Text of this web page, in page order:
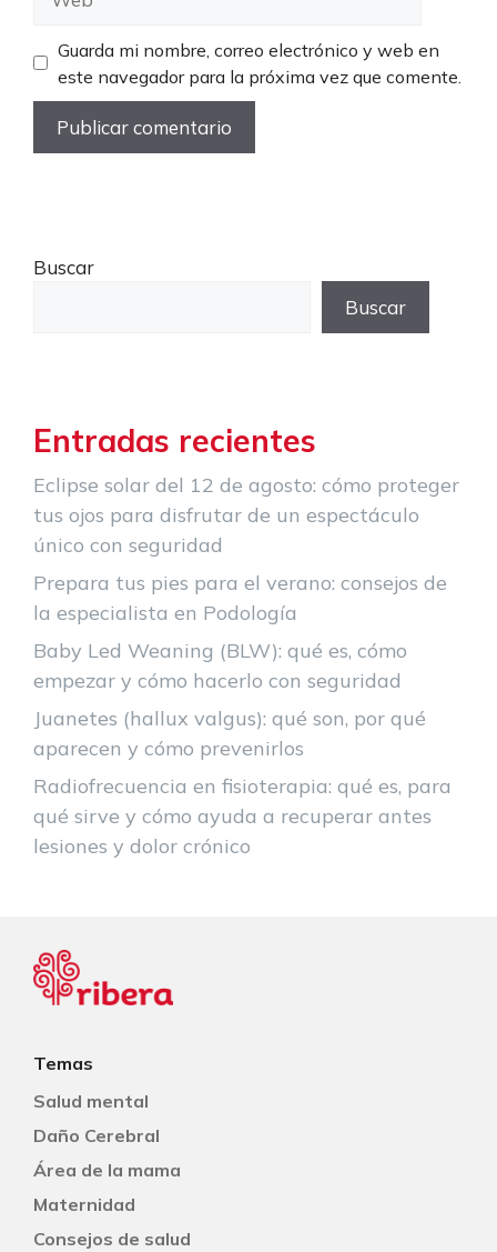
Guarda mi nombre, correo electrónico y web en
este navegador para la próxima vez que comente.
Buscar
Buscar
Entradas recientes
Eclipse solar del 12 de agosto: cómo proteger
tus ojos para disfrutar de un espectáculo
único con seguridad
Prepara tus pies para el verano: consejos de
la especialista en Podología
Baby Led Weaning (BLW): qué es, cómo
empezar y cómo hacerlo con seguridad
Juanetes (hallux valgus): qué son, por qué
aparecen y cómo prevenirlos
Radiofrecuencia en fisioterapia: qué es, para
qué sirve y cómo ayuda a recuperar antes
lesiones y dolor crónico
Temas
Salud mental
Daño Cerebral
Área de la mama
Maternidad
Consejos de salud